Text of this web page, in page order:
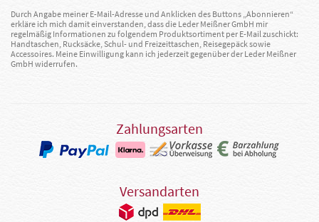
Durch Angabe meiner E-Mail-Adresse und Anklicken des Buttons „Abonnieren“
erkläre ich mich damit einverstanden, dass die Leder Meißner GmbH mir
regelmäßig Informationen zu folgendem Produktsortiment per E-Mail zuschickt:
Handtaschen, Rucksäcke, Schul- und Freizeittaschen, Reisegepäck sowie
Accessoires. Meine Einwilligung kann ich jederzeit gegenüber der Leder Meißner
GmbH widerrufen.
Zahlungsarten
Versandarten